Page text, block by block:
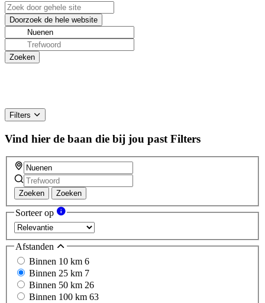
Filters
Vind hier de baan die bij jou past Filters
Zoeken Zoeken
Sorteer op
Afstanden
Binnen 10 km 6
Binnen 25 km 7
Binnen 50 km 26
Binnen 100 km 63